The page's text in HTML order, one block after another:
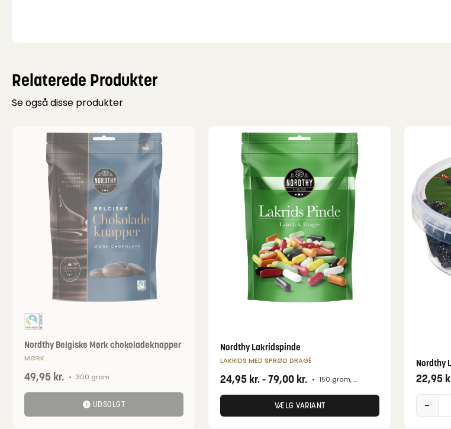
Relaterede Produkter
Se også disse produkter
Nordthy Belgiske Mørk chokoladeknapper
MØRK
49,95 kr. • 300 gram
UDSOLGT
Nordthy Lakridspinde
LAKRIDS MED SPRØD DRAGÉ
24,95 kr.-79,00 kr. • 150 gram, 650 gram
VÆLG VARIANT
Nordthy
22,95
−